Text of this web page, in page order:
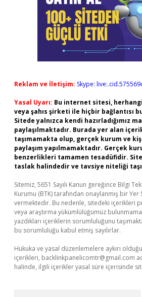
Reklam ve İletişim: Skype:
Yasal Uyarı: Bu internet sitesi,
veya şahıs şirketi ile hiçbir bağlantısı
Sitede yalnızca kendi hazırladığımız
paylaşılmaktadır. Burada yer alan
taşımamakta olup, gerçek kurum ve
paylaşım yapılmamaktadır. Gerçek
benzerlikleri tamamen tesadüfidir.
taslak halindedir ve tavsiye niteliği
Sitemiz, 5651 Sayılı Kanun gereğince Bilgi
Kurumu (BTK) tarafından onaylanmış bir Yer
vermektedir. Bu nedenle, sitedeki içerikleri
veya araştırma yükümlülüğümüz
yazdıkları içeriklerin sorumluluğunu
bu sorumluluğu kabul etmiş sayılırlar.
Hukuka ve yasal düzenlemelere aykırı
içerikleri, backlinkpanelicomtr@gmail.com
halinde, ilgili içerikler yasal süre içerisinde